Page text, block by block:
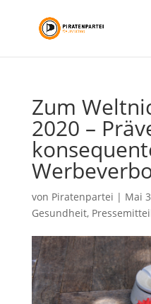
Zum
2020 –
von Piratenpartei | Mai
Gesundheit,